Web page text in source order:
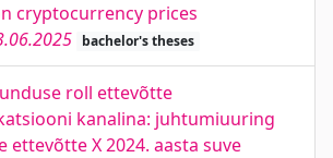
cryptocurrency prices
bachelor's theses
roll ettevõtte
kanalina: juhtumiuuring
ettevõtte X 2024. aasta suve